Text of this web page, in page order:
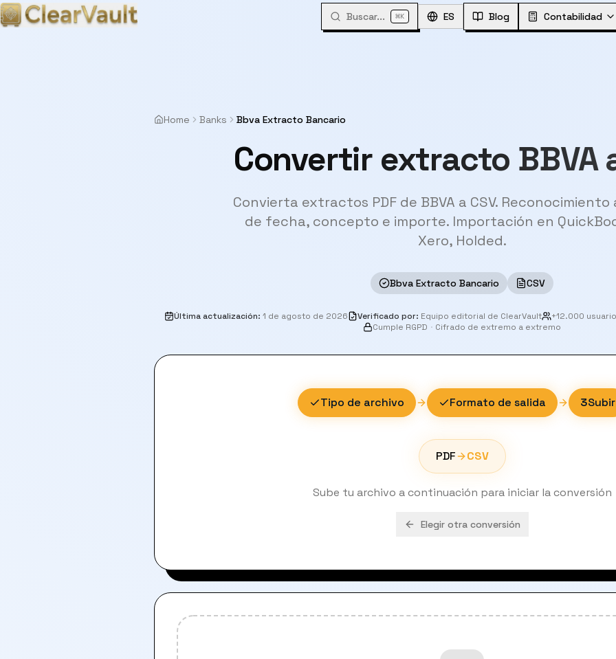
Buscar... ⌘K ES Blog Contabilidad
Home Banks Bbva Extracto Bancario
Convertir extracto BBVA
Convierta extractos PDF de BBVA a CSV.
de fecha, concepto e importe. Importación en
Xero, Holded.
Bbva Extracto Bancario CSV
Última actualización: 1 de agosto de 2026 Verificado por: Equipo editorial de ClearVault
+12.000
Cumple RGPD · Cifrado de extremo a extremo
Tipo de archivo Formato de salida 3Subir
PDF CSV
Sube tu archivo a continuación para iniciar la conversión
Elegir otra conversión